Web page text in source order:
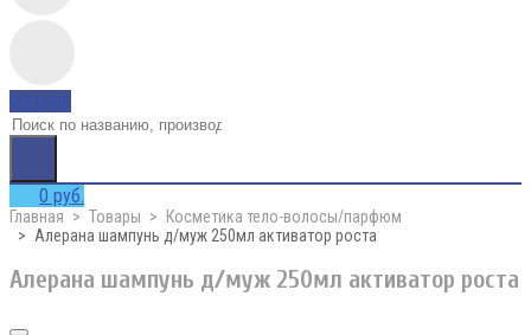
Каталог
0 руб.
Главная Товары
Косметика тело-волосы/парфюм
Алерана шампунь д/муж 250мл активатор роста
Алерана шампунь д/муж 250мл активатор роста